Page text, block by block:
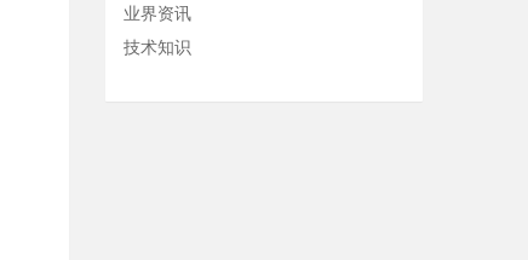
业界资讯
技术知识